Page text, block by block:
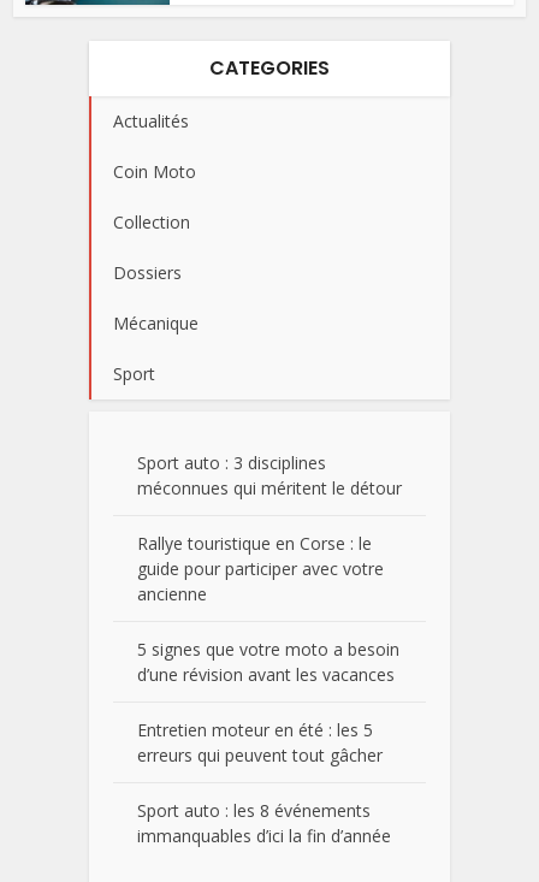
CATEGORIES
Actualités
Coin Moto
Collection
Dossiers
Mécanique
Sport
Sport auto : 3 disciplines
méconnues qui méritent le détour
Rallye touristique en Corse : le
guide pour participer avec votre
ancienne
5 signes que votre moto a besoin
d’une révision avant les vacances
Entretien moteur en été : les 5
erreurs qui peuvent tout gâcher
Sport auto : les 8 événements
immanquables d’ici la fin d’année